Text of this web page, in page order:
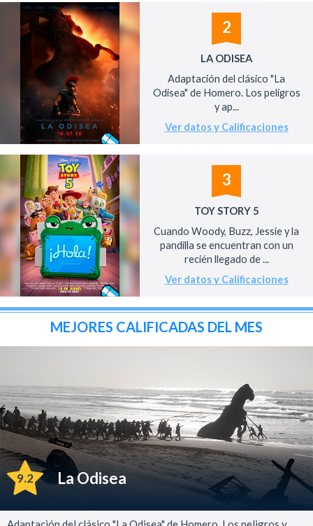
2
LA ODISEA
Adaptación del clásico "La
Odisea" de Homero. Los peligros
y ap...
Ver datos y Calificaciones
3
TOY STORY 5
Cuando Woody, Buzz, Jessie y la
pandilla se encuentran con un
recién llegado de ...
Ver datos y Calificaciones
MEJORES CALIFICADAS DEL MES
9.2 La Odisea